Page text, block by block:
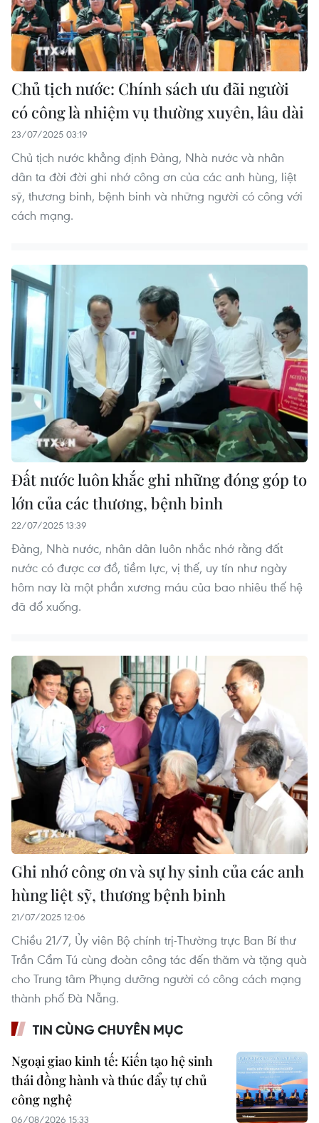
Chủ tịch nước: Chính sách ưu đãi người
có công là nhiệm vụ thường xuyên, lâu dài
23/07/2025 03:19
Chủ tịch nước khẳng định Đảng, Nhà nước và nhân
dân ta đời đời ghi nhớ công ơn của các anh hùng, liệt
sỹ, thương binh, bệnh binh và những người có công với
cách mạng.
Đất nước luôn khắc ghi những đóng góp to
lớn của các thương, bệnh binh
22/07/2025 13:39
Đảng, Nhà nước, nhân dân luôn nhắc nhớ rằng đất
nước có được cơ đồ, tiềm lực, vị thế, uy tín như ngày
hôm nay là một phần xương máu của bao nhiêu thế hệ
đã đổ xuống.
Ghi nhớ công ơn và sự hy sinh của các anh
hùng liệt sỹ, thương bệnh binh
21/07/2025 12:06
Chiều 21/7, Ủy viên Bộ chính trị-Thường trực Ban Bí thư
Trần Cẩm Tú cùng đoàn công tác đến thăm và tặng quà
cho Trung tâm Phụng dưỡng người có công cách mạng
thành phố Đà Nẵng.
TIN CÙNG CHUYÊN MỤC
Ngoại giao kinh tế: Kiến tạo hệ sinh
thái đồng hành và thúc đẩy tự chủ
công nghệ
06/08/2026 15:33